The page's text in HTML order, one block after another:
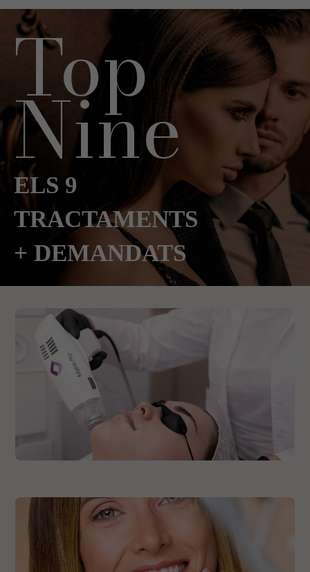
Top
Nine
ELS 9
TRACTAMENTS
+ DEMANDATS